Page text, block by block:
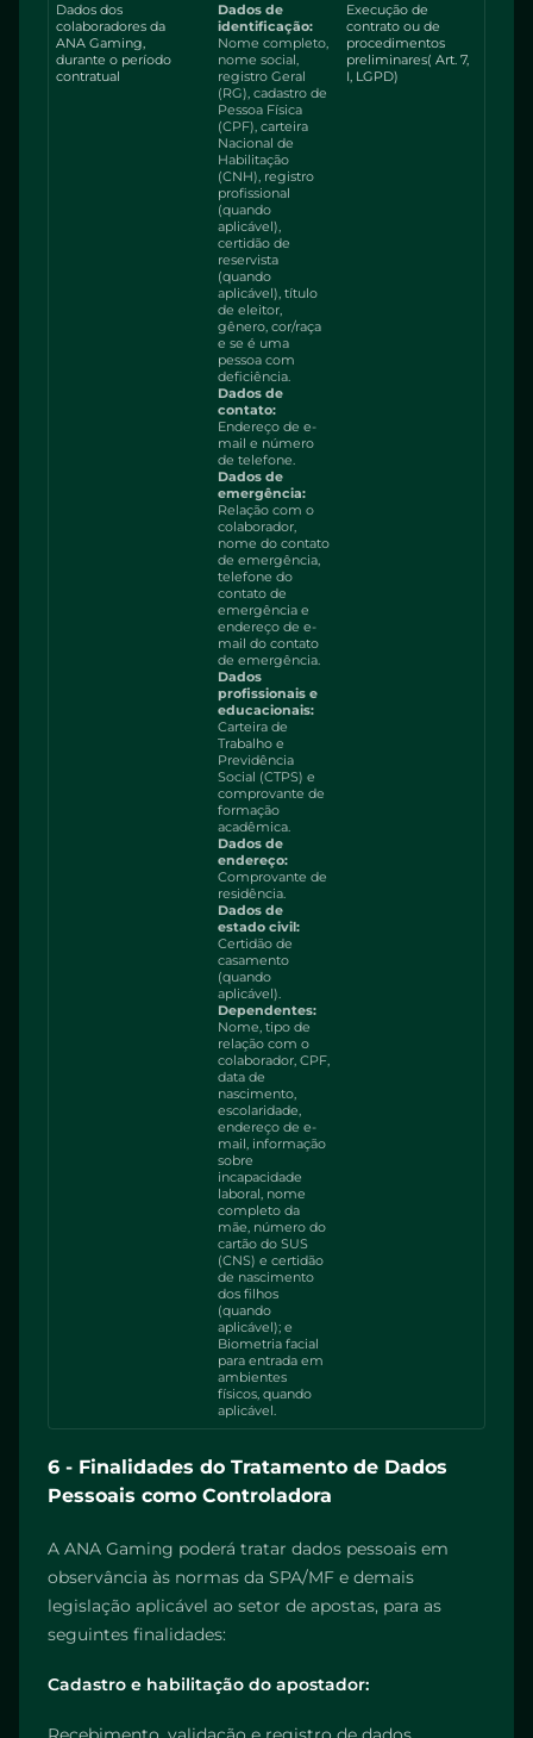
Dados dos
colaboradores da
ANA Gaming,
durante o período
contratual
Dados de
identificação:
Nome completo,
nome social,
registro Geral
(RG), cadastro de
Pessoa Física
(CPF), carteira
Nacional de
Habilitação
(CNH), registro
profissional
(quando
aplicável),
certidão de
reservista
(quando
aplicável), título
de eleitor,
gênero, cor/raça
e se é uma
pessoa com
deficiência.
Dados de
contato:
Endereço de e-
mail e número
de telefone.
Dados de
emergência:
Relação com o
colaborador,
nome do contato
de emergência,
telefone do
contato de
emergência e
endereço de e-
mail do contato
de emergência.
Dados
profissionais e
educacionais:
Carteira de
Trabalho e
Previdência
Social (CTPS) e
comprovante de
formação
acadêmica.
Dados de
endereço:
Comprovante de
residência.
Dados de
estado civil:
Certidão de
casamento
(quando
aplicável).
Dependentes:
Nome, tipo de
relação com o
colaborador, CPF,
data de
nascimento,
escolaridade,
endereço de e-
mail, informação
sobre
incapacidade
laboral, nome
completo da
mãe, número do
cartão do SUS
(CNS) e certidão
de nascimento
dos filhos
(quando
aplicável); e
Biometria facial
para entrada em
ambientes
físicos, quando
aplicável.
Execução de
contrato ou de
procedimentos
preliminares( Art. 7,
I, LGPD)
6 - Finalidades do Tratamento de Dados
Pessoais como Controladora
A ANA Gaming poderá tratar dados pessoais em
observância às normas da SPA/MF e demais
legislação aplicável ao setor de apostas, para as
seguintes finalidades:
Cadastro e habilitação do apostador: